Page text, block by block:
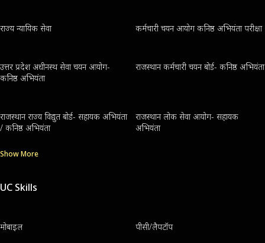
राज्य न्यायिक सेवा कर्मचारी चयन आयोग कनिष्ठ अभियंता परीक्षा
उत्तर प्रदेश अधीनस्थ सेवा चयन आयोग-
कनिष्ठ अभियंता
राजस्थान कर्मचारी चयन बोर्ड- कनिष्ठ अभियंता
राजस्थान राज्य विद्युत बोर्ड- सहायक अभियंता
/ कनिष्ठ अभियंता
राजस्थान लोक सेवा आयोग- सहायक
अभियंता
Show More
UC Skills
मोबाइल पीसी/लैपटॉप